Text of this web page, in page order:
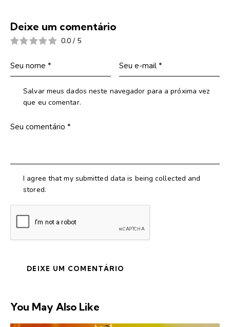
Deixe um comentário
0.0 / 5
Salvar meus dados neste navegador para a próxima vez
que eu comentar.
I agree that my submitted data is being collected and
stored.
You May Also Like